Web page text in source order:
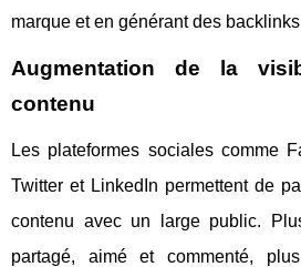
marque et en générant des
Augmentation de la
contenu
Les plateformes sociales comme
Twitter et LinkedIn permettent de
contenu avec un large public.
partagé, aimé et commenté,